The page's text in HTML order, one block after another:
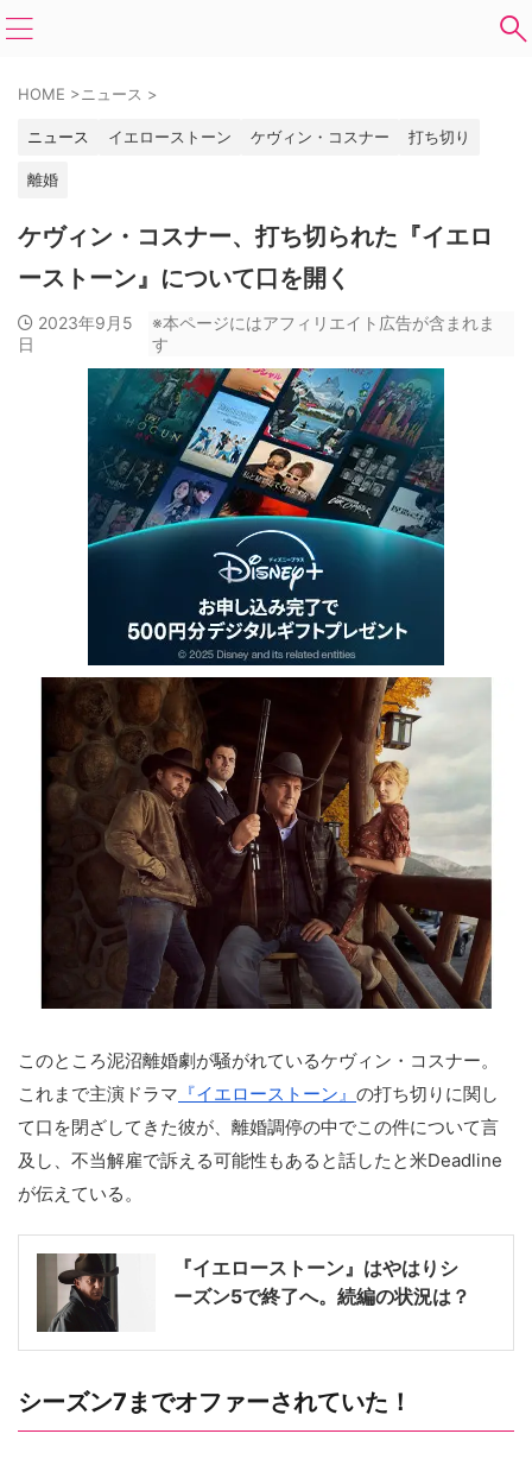
HOME >ニュース >
ニュース イエローストーン ケヴィン・コスナー 打ち切り
離婚
ケヴィン・コスナー、打ち切られた『イエロ
ーストーン』について口を開く
2023年9月5
日
※本ページにはアフィリエイト広告が含まれま
す
このところ泥沼離婚劇が騒がれているケヴィン・コスナー。
これまで主演ドラマ 『イエローストーン』 の打ち切りに関し
て口を閉ざしてきた彼が、離婚調停の中でこの件について言
及し、不当解雇で訴える可能性もあると話したと米Deadline
が伝えている。
『イエローストーン』はやはりシ
ーズン5で終了へ。続編の状況は？
シーズン7までオファーされていた！